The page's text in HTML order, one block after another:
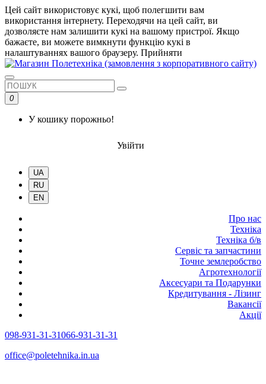
Цей сайт використовує кукі, щоб полегшити вам
використання інтернету. Переходячи на цей сайт, ви
дозволяєте нам залишити кукі на вашому пристрої. Якщо
бажаєте, ви можете вимкнути функцію кукі в
налаштуваннях вашого браузеру. Прийняти
0
У кошику порожньо!
Увійти
UA
RU
EN
Про нас
Техніка
Техніка б/в
Сервіс та запчастини
Точне землеробство
Агротехнології
Аксесуари та Подарунки
Кредитування - Лізинг
Вакансії
Акції
098-931-31-31066-931-31-31
office@poletehnika.in.ua